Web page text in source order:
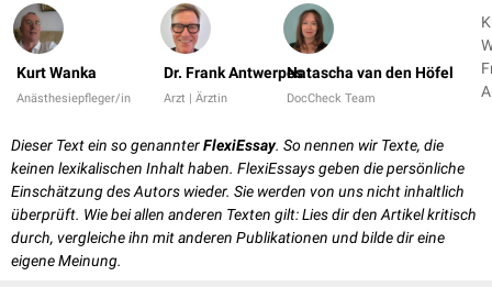
Kurt Wanka
Anästhesiepfleger/in
Dr. Frank Antwerpes
Arzt | Ärztin
Natascha van den Höfel
DocCheck Team
Dieser Text ein so genannterFlexiEssay. So nennen wir Texte, die
keinen lexikalischen Inhalt haben. FlexiEssays geben die persönliche
Einschätzung des Autors wieder. Sie werden von uns nicht inhaltlich
überprüft. Wie bei allen anderen Texten gilt: Lies dir den Artikel kritisch
durch, vergleiche ihn mit anderen Publikationen und bilde dir eine
eigene Meinung.